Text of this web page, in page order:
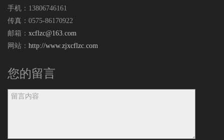
手机：13806746161
传真：0575-86170922
邮箱： xcflzc@163.com
网站： http://www.zjxcflzc.com
您的留言